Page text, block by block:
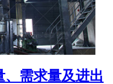
需求量及进出